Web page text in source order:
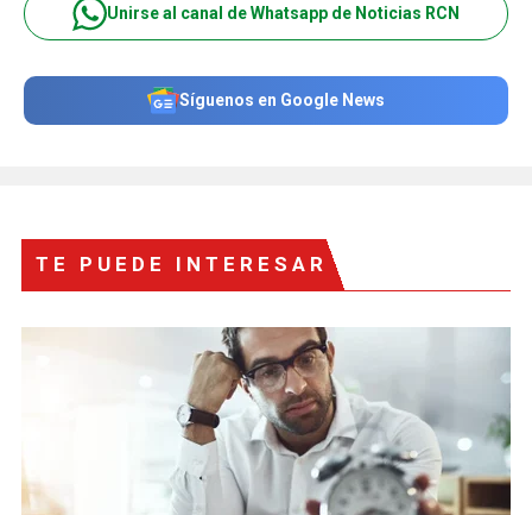
Unirse al canal de Whatsapp de Noticias RCN
Síguenos en Google News
TE PUEDE INTERESAR